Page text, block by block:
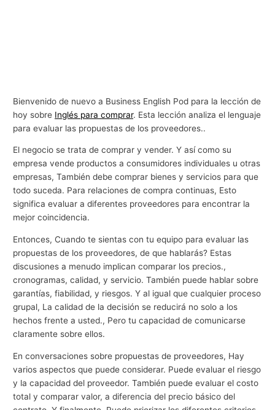
Bienvenido de nuevo a Business English Pod para la lección de
hoy sobre Inglés para comprar. Esta lección analiza el lenguaje
para evaluar las propuestas de los proveedores..
El negocio se trata de comprar y vender. Y así como su
empresa vende productos a consumidores individuales u otras
empresas, También debe comprar bienes y servicios para que
todo suceda. Para relaciones de compra continuas, Esto
significa evaluar a diferentes proveedores para encontrar la
mejor coincidencia.
Entonces, Cuando te sientas con tu equipo para evaluar las
propuestas de los proveedores, de que hablarás? Estas
discusiones a menudo implican comparar los precios.,
cronogramas, calidad, y servicio. También puede hablar sobre
garantías, fiabilidad, y riesgos. Y al igual que cualquier proceso
grupal, La calidad de la decisión se reducirá no solo a los
hechos frente a usted., Pero tu capacidad de comunicarse
claramente sobre ellos.
En conversaciones sobre propuestas de proveedores, Hay
varios aspectos que puede considerar. Puede evaluar el riesgo
y la capacidad del proveedor. También puede evaluar el costo
total y comparar valor, a diferencia del precio básico del